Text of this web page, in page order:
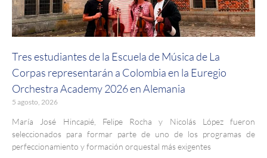
Tres estudiantes de la Escuela de Música de La
Corpas representarán a Colombia en la Euregio
Orchestra Academy 2026 en Alemania
5 agosto, 2026
María José Hincapié, Felipe Rocha y Nicolás López fueron
seleccionados para formar parte de uno de los programas de
perfeccionamiento y formación orquestal más exigentes